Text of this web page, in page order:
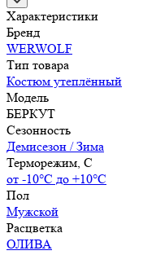
Характеристики
Бренд
WERWOLF
Тип товара
Костюм утеплённый
Модель
БЕРКУТ
Сезонность
Демисезон / Зима
Терморежим, C
от -10°С до +10°С
Пол
Мужской
Расцветка
ОЛИВА